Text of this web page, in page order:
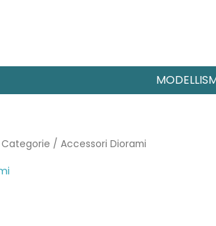
/ Accessori Diorami